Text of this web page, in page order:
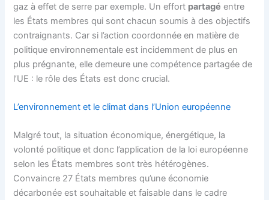
gaz à effet de serre par exemple. Un effort partagé entre
les États membres qui sont chacun soumis à des objectifs
contraignants. Car si l’action coordonnée en matière de
politique environnementale est incidemment de plus en
plus prégnante, elle demeure une compétence partagée de
l’UE : le rôle des États est donc crucial.
L’environnement et le climat dans l’Union européenne
Malgré tout, la situation économique, énergétique, la
volonté politique et donc l’application de la loi européenne
selon les États membres sont très hétérogènes.
Convaincre 27 États membres qu’une économie
décarbonée est souhaitable et faisable dans le cadre